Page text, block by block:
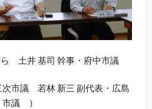
土井 基司 幹事・府中市議
次市議 若林 新三 副代表・広島
市議 ）